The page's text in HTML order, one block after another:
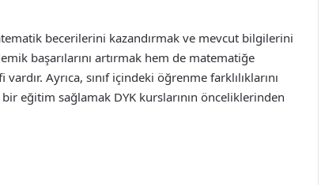
becerilerini kazandırmak ve mevcut bilgilerini
başarılarını artırmak hem de matematiğe
Ayrıca, sınıf içindeki öğrenme farklılıklarını
eğitim sağlamak DYK kurslarının önceliklerinden